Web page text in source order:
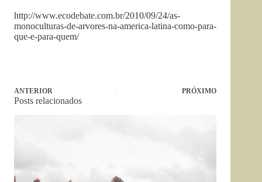
http://www.ecodebate.com.br/2010/09/24/as-
monoculturas-de-arvores-na-america-latina-como-para-
que-e-para-quem/
ANTERIOR PRÓXIMO
Posts relacionados